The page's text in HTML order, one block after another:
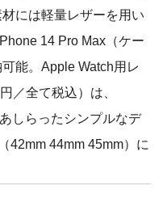
には軽量レザーを用い
14 Pro Max（ケー
能。Apple Watch用レ
／全て税込）は、
しらったシンプルなデ
42mm 44mm 45mm）に